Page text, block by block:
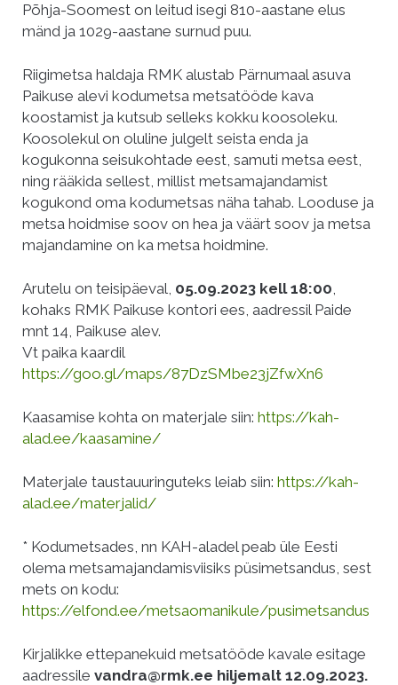
Põhja-Soomest on leitud isegi 810-aastane elus
mänd ja 1029-aastane surnud puu.
Riigimetsa haldaja RMK alustab Pärnumaal asuva
Paikuse alevi kodumetsa metsatööde kava
koostamist ja kutsub selleks kokku koosoleku.
Koosolekul on oluline julgelt seista enda ja
kogukonna seisukohtade eest, samuti metsa eest,
ning rääkida sellest, millist metsamajandamist
kogukond oma kodumetsas näha tahab. Looduse ja
metsa hoidmise soov on hea ja väärt soov ja metsa
majandamine on ka metsa hoidmine.
Arutelu on teisipäeval, 05.09.2023 kell 18:00,
kohaks RMK Paikuse kontori ees, aadressil Paide
mnt 14, Paikuse alev.
Vt paika kaardil
https://goo.gl/maps/87DzSMbe23jZfwXn6
Kaasamise kohta on materjale siin: https://kah-
alad.ee/kaasamine/
Materjale taustauuringuteks leiab siin: https://kah-
alad.ee/materjalid/
* Kodumetsades, nn KAH-aladel peab üle Eesti
olema metsamajandamisviisiks püsimetsandus, sest
mets on kodu:
https://elfond.ee/metsaomanikule/pusimetsandus
Kirjalikke ettepanekuid metsatööde kavale esitage
aadressile vandra@rmk.ee hiljemalt 12.09.2023.